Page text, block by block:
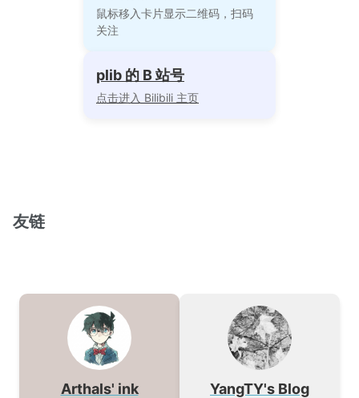
鼠标移入卡片显示二维码，扫码
关注
plib 的 B 站号
点击进入 Bilibili 主页
友链
Arthals' ink YangTY's Blog